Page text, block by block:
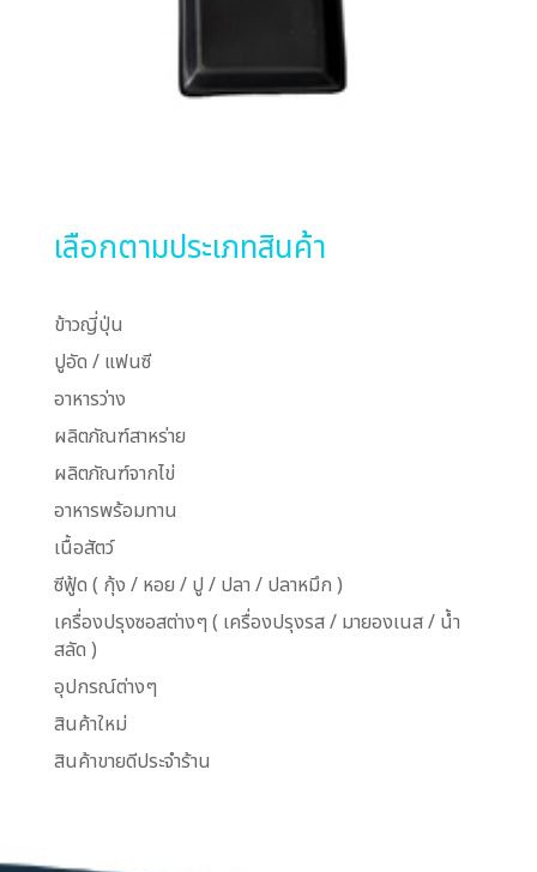
เลือกตามประเภทสินค้า
ข้าวญี่ปุ่น
ปูอัด / แฟนซี
อาหารว่าง
ผลิตภัณฑ์สาหร่าย
ผลิตภัณฑ์จากไข่
อาหารพร้อมทาน
เนื้อสัตว์
ซีฟู้ด ( กุ้ง / หอย / ปู / ปลา / ปลาหมึก )
เครื่องปรุงซอสต่างๆ ( เครื่องปรุงรส / มายองเนส / น้ำ
สลัด )
อุปกรณ์ต่างๆ
สินค้าใหม่
สินค้าขายดีประจำร้าน